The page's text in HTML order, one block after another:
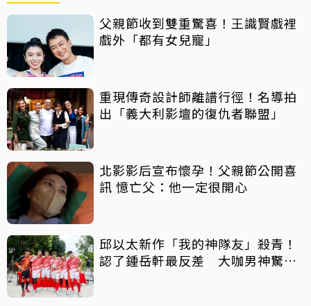
父親節收到雙重驚喜！王識賢戲裡
戲外「都有女兒寵」
重現傳奇設計師離譜行徑！名導拍
出「義大利影壇的復仇者聯盟」
北影影后宣布懷孕！父親節公開喜
訊 憶亡父：他一定很開心
邱以太新作「我的神隊友」殺青！
認了鍾岳軒最反差 大咖男神驚喜